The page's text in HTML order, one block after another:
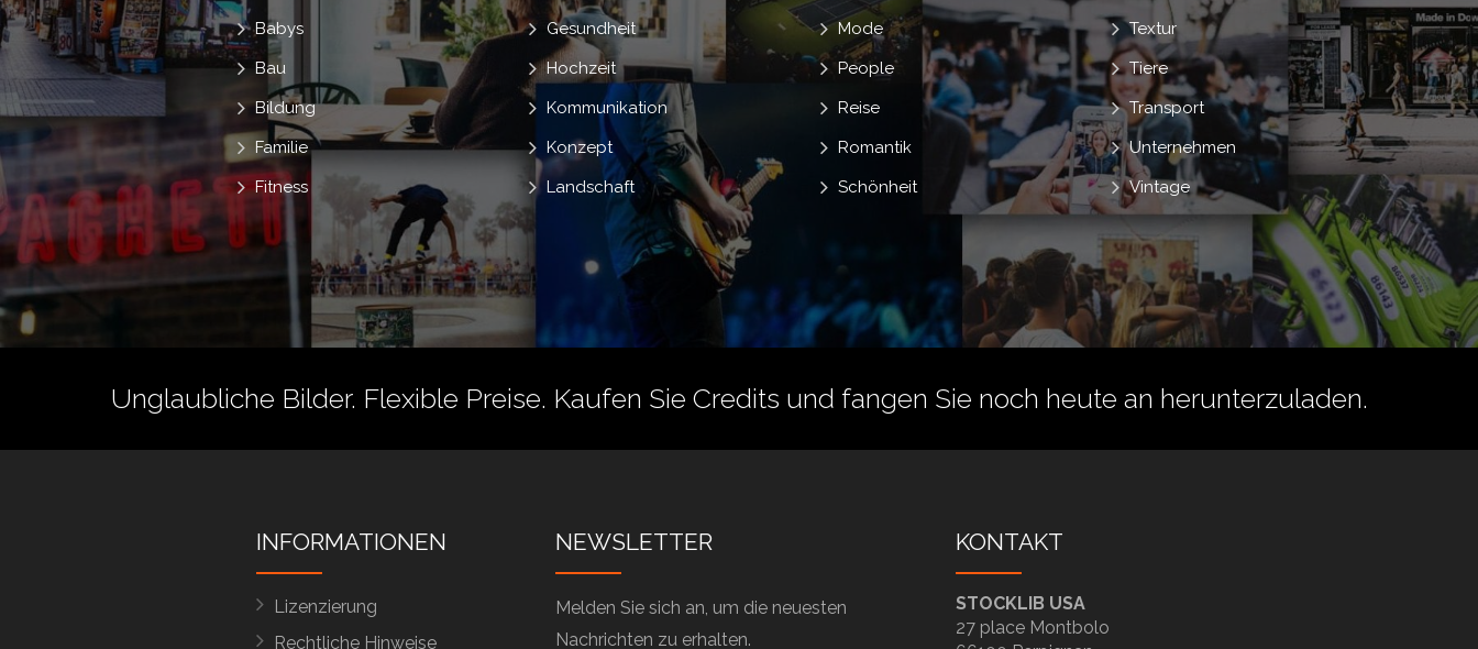
Babys
Bau
Bildung
Familie
Fitness
Gesundheit
Hochzeit
Kommunikation
Konzept
Landschaft
Mode
People
Reise
Romantik
Schönheit
Textur
Tiere
Transport
Unternehmen
Vintage
Unglaubliche Bilder. Flexible Preise. Kaufen Sie Credits und fangen Sie noch heute an herunterzuladen.
INFORMATIONEN
Lizenzierung
Rechtliche Hinweise
NEWSLETTER
Melden Sie sich an, um die neuesten
Nachrichten zu erhalten.
KONTAKT
STOCKLIB USA
27 place Montbolo